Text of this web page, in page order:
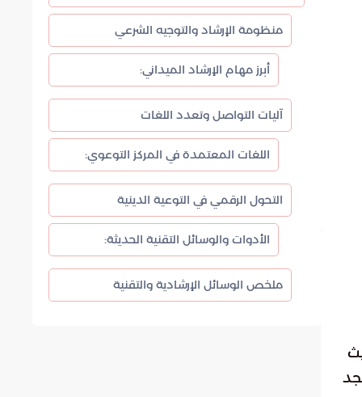
1447هـ، حيث
منظومة الإرشاد والتوجيه الشرعي
أبرز مهام الإرشاد الميداني:
آليات التواصل وتعدد اللغات
اللغات المعتمدة في المركز التوعوي:
التحول الرقمي في التوعية الدينية
الأدوات والوسائل التقنية الحديثة:
ملخص الوسائل الإرشادية والتقنية